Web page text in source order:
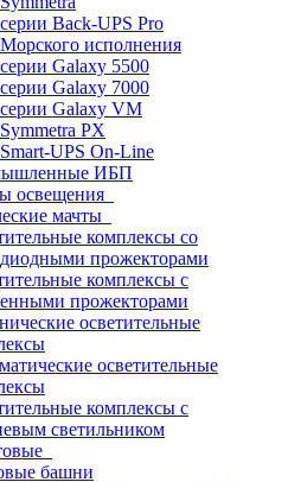
Back-UPS Pro
исполнения
Galaxy 5500
Galaxy 7000
Galaxy VM
PX
UPS On-Line
ИБП
освещения
мачты
комплексы со
прожекторами
комплексы с
прожекторами
осветительные
осветительные
комплексы с
светильником
башни